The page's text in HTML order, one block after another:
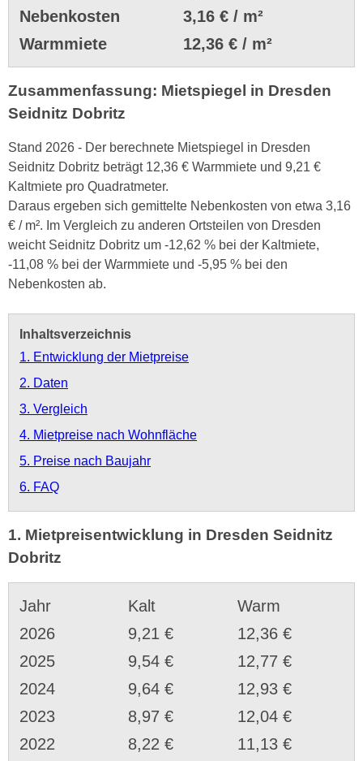
Nebenkosten
3,16 € / m²
Warmmiete
12,36 € / m²
Zusammenfassung: Mietspiegel in Dresden
Seidnitz Dobritz
Stand 2026 - Der berechnete Mietspiegel in Dresden
Seidnitz Dobritz beträgt 12,36 € Warmmiete und 9,21 €
Kaltmiete pro Quadratmeter.
Daraus ergeben sich gemittelte Nebenkosten von etwa 3,16
€ / m². Im Vergleich zu anderen Ortsteilen von Dresden
weicht Seidnitz Dobritz um -12,62 % bei der Kaltmiete,
-11,08 % bei der Warmmiete und -5,95 % bei den
Nebenkosten ab.
Inhaltsverzeichnis
1. Entwicklung der Mietpreise
2. Daten
3. Vergleich
4. Mietpreise nach Wohnfläche
5. Preise nach Baujahr
6. FAQ
1. Mietpreisentwicklung in Dresden Seidnitz
Dobritz
Jahr Kalt
Warm
2026
9,21 €
12,36 €
2025
9,54 €
12,77 €
2024
9,64 €
12,93 €
2023
8,97 €
12,04 €
2022
8,22 €
11,13 €